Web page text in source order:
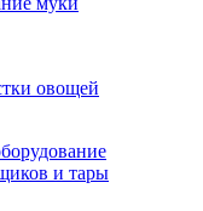
овощей
и тары